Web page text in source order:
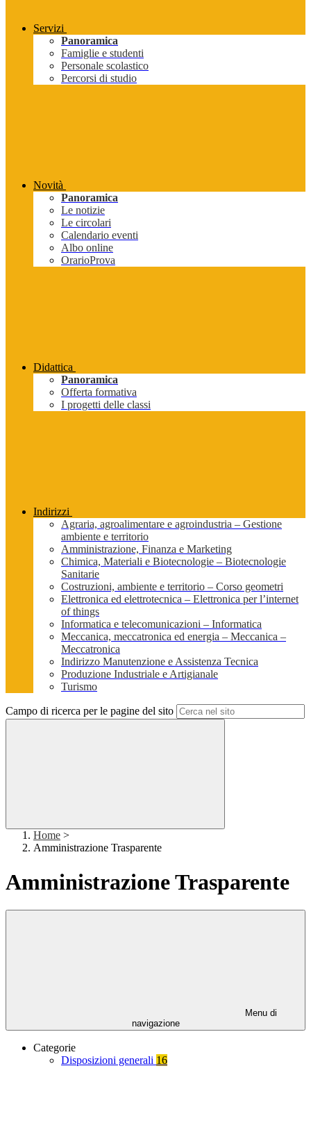
Servizi
Panoramica
Famiglie e studenti
Personale scolastico
Percorsi di studio
Novità
Panoramica
Le notizie
Le circolari
Calendario eventi
Albo online
OrarioProva
Didattica
Panoramica
Offerta formativa
I progetti delle classi
Indirizzi
Agraria, agroalimentare e agroindustria – Gestione
ambiente e territorio
Amministrazione, Finanza e Marketing
Chimica, Materiali e Biotecnologie – Biotecnologie
Sanitarie
Costruzioni, ambiente e territorio – Corso geometri
Elettronica ed elettrotecnica – Elettronica per l’internet
of things
Informatica e telecomunicazioni – Informatica
Meccanica, meccatronica ed energia – Meccanica –
Meccatronica
Indirizzo Manutenzione e Assistenza Tecnica
Produzione Industriale e Artigianale
Turismo
Campo di ricerca per le pagine del sito
Home >
Amministrazione Trasparente
Amministrazione Trasparente
Menu di
navigazione
Categorie
Disposizioni generali 16